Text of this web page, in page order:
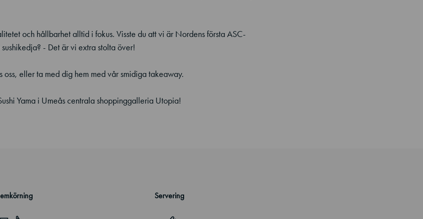
och hållbarhet alltid i fokus. Visste du att vi är Nordens första ASC-
- Det är vi extra stolta över!
oss, eller ta med dig hem med vår smidiga takeaway.
Yama i Umeås centrala shoppinggalleria Utopia!
Servering